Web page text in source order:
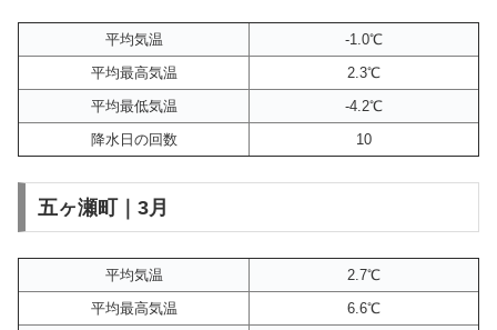
平均気温
-1.0℃
平均最高気温
2.3℃
平均最低気温
-4.2℃
降水日の回数
10
五ヶ瀬町｜3月
平均気温
2.7℃
平均最高気温
6.6℃